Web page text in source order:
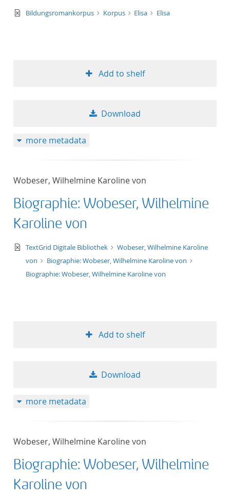
text/xml
Bildungsromankorpus Korpus Elisa Elisa
Add to shelf
Download
more metadata
Wobeser, Wilhelmine Karoline von
Biographie: Wobeser, Wilhelmine
Karoline von
text/xml
TextGrid Digitale Bibliothek
Wobeser, Wilhelmine Karoline
von
Biographie: Wobeser, Wilhelmine Karoline von
Biographie: Wobeser, Wilhelmine Karoline von
Add to shelf
Download
more metadata
Wobeser, Wilhelmine Karoline von
Biographie: Wobeser, Wilhelmine
Karoline von